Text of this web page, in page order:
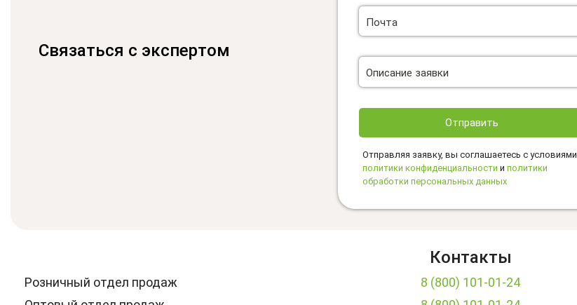
Связаться с экспертом
Почта
Описание заявки
Отправить
Отправляя заявку, вы соглашаетесь с условиями
политики конфиденциальности и политики
обработки персональных данных
Контакты
Розничный отдел продаж 8 (800) 101-01-24